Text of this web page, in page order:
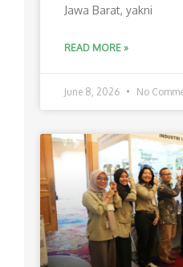
Jawa Barat, yakni
READ MORE »
June 8, 2026 No